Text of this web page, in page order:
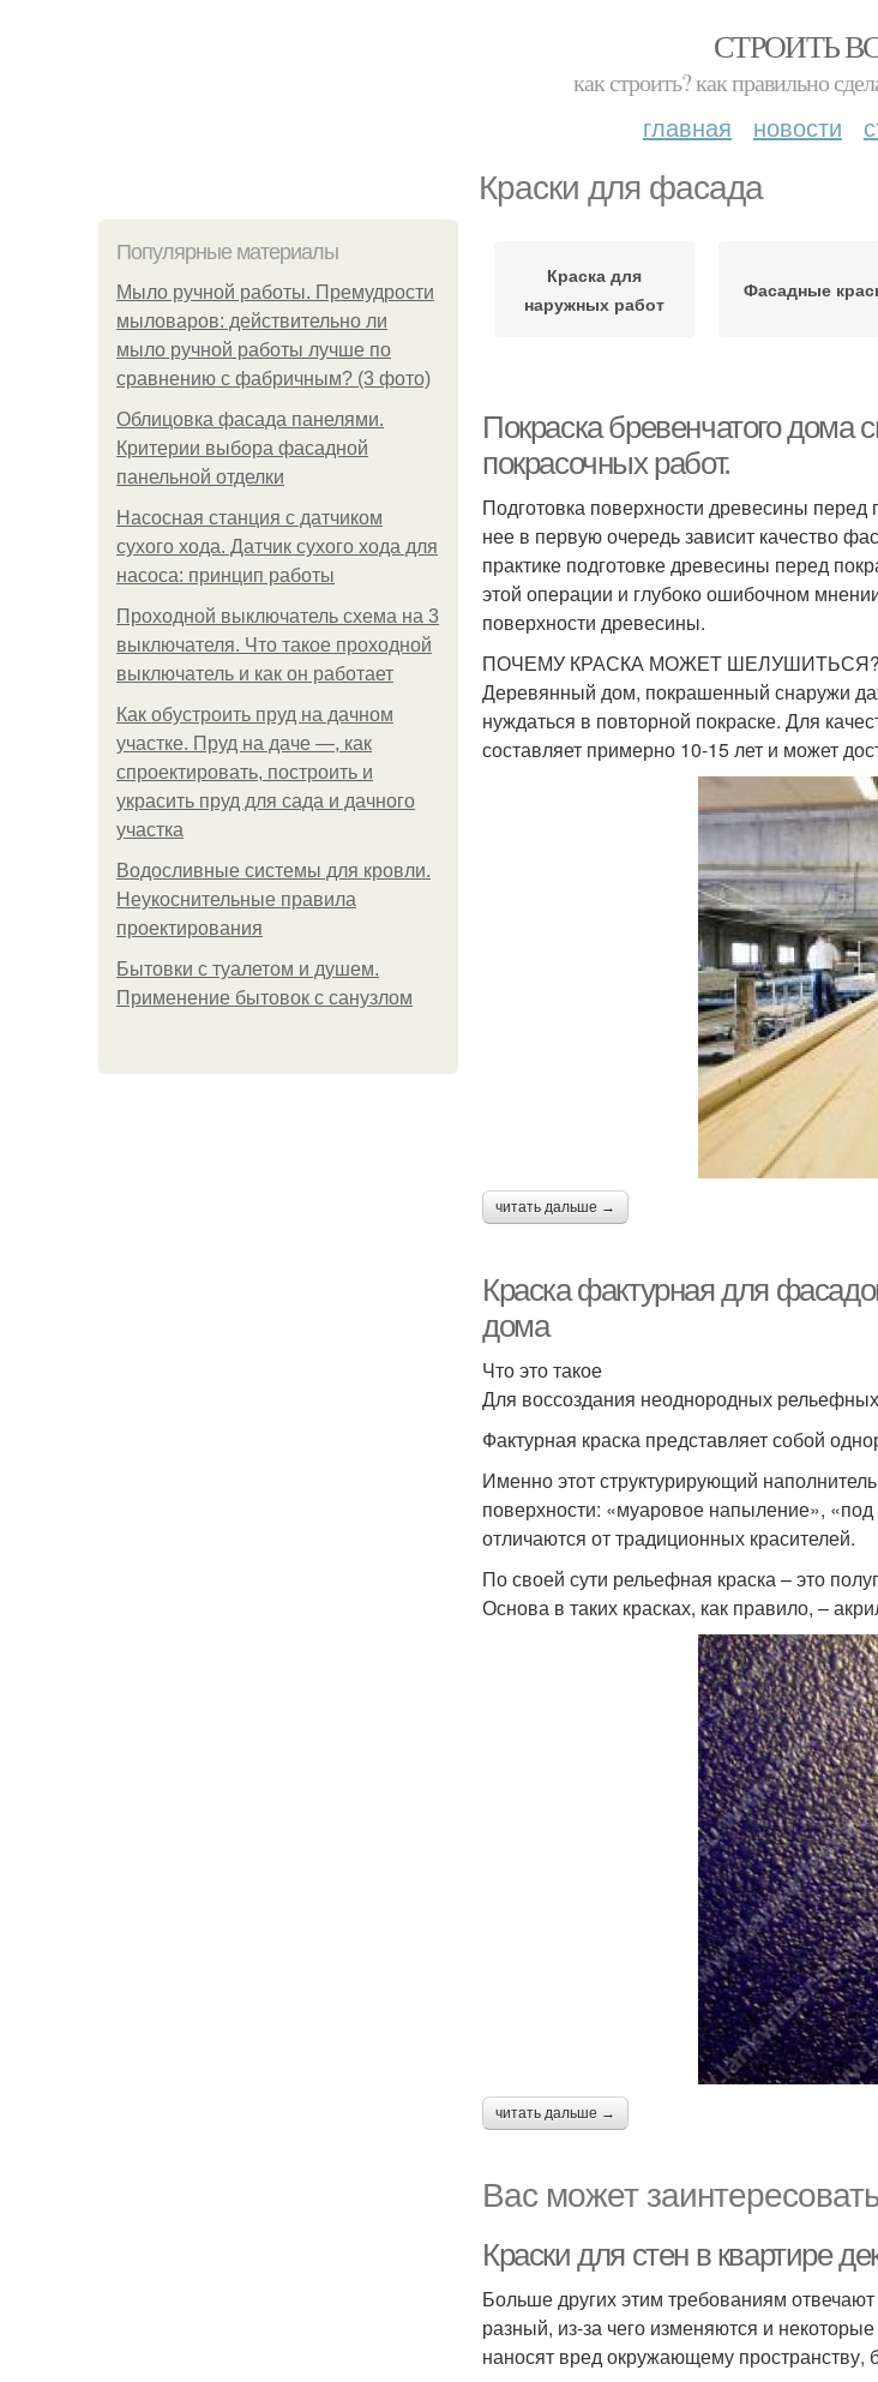
СТРОИТЬ
как строить? как правильно
главная новости
Краски для фасада
Популярные материалы
Мыло ручной работы. Премудрости
мыловаров: действительно ли
мыло ручной работы лучше по
сравнению с фабричным? (3 фото)
Облицовка фасада панелями.
Критерии выбора фасадной
панельной отделки
Насосная станция с датчиком
сухого хода. Датчик сухого хода для
насоса: принцип работы
Проходной выключатель схема на 3
выключателя. Что такое проходной
выключатель и как он работает
Как обустроить пруд на дачном
участке. Пруд на даче —, как
спроектировать, построить и
украсить пруд для сада и дачного
участка
Водосливные системы для кровли.
Неукоснительные правила
проектирования
Бытовки с туалетом и душем.
Применение бытовок с санузлом
Краска для
наружных работ
Фасадные
Покраска бревенчатого дома
покрасочных работ.
Подготовка поверхности древесины перед
нее в первую очередь зависит качество
практике подготовке древесины перед
этой операции и глубоко ошибочном
поверхности древесины.
ПОЧЕМУ КРАСКА МОЖЕТ ШЕЛУШИТЬСЯ?
Деревянный дом, покрашенный снаружи
нуждаться в повторной покраске. Для
составляет примерно 10-15 лет и может
читать дальше →
Краска фактурная для
дома
Что это такое
Для воссоздания неоднородных
Фактурная краска представляет собой
Именно этот структурирующий
поверхности: «муаровое напыление»,
отличаются от традиционных красителей.
По своей сути рельефная краска – это
Основа в таких красках, как правило, –
читать дальше →
Вас может
Краски для стен в квартире
Больше других этим требованиям
разный, из-за чего изменяются и
наносят вред окружающему пространству,